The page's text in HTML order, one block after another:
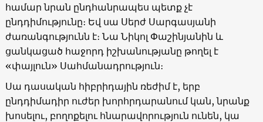
համար նրան ընդհանրապես պետք չէ
ընդդիմությունը։ Եվ սա Սերժ Սարգասյանի
ժառանգությունն է։ Նա Նիկոլ Փաշինյանին և
ցանկացած հաջորդ իշխանությանը թողել է
«փայլուն» Սահմանադրություն։
Սա դասական հիբրիդային ռեժիմ է, երբ
ընդդիմադիր ուժեր խորհրդարանում կան, նրանք
խոսելու, բողոքելու հնարավորություն ունեն, կա